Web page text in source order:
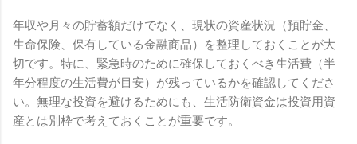
年収や月々の貯蓄額だけでなく、現状の資産状況（預貯金、
生命保険、保有している金融商品）を整理しておくことが大
切です。特に、緊急時のために確保しておくべき生活費（半
年分程度の生活費が目安）が残っているかを確認してくださ
い。無理な投資を避けるためにも、生活防衛資金は投資用資
産とは別枠で考えておくことが重要です。